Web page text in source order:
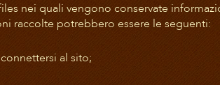
nei quali vengono conservate
raccolte potrebbero essere le seguenti:
al sito;